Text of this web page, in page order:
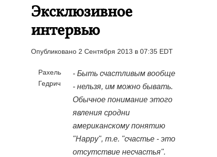
Эксклюзивное
интервью
Опубликовано 2 Сентября 2013 в 07:35 EDT
Рахель
Гедрич
- Быть счастливым вообще
- нельзя, им можно бывать.
Обычное понимание этого
явления сродни
американскому понятию
"Happy", т.е. "счастье - это
отсутствие несчастья".